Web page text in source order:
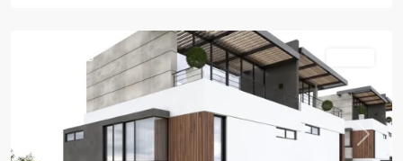
Previous Next
Destacado